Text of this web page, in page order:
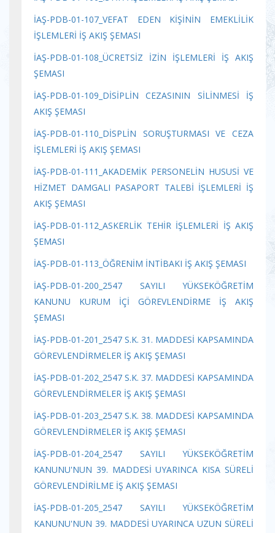
İAŞ-PDB-01-107_VEFAT EDEN KİŞİNİN EMEKLİLİK
İŞLEMLERİ İŞ AKIŞ ŞEMASI
İAŞ-PDB-01-108_ÜCRETSİZ İZİN İŞLEMLERİ İŞ AKIŞ
ŞEMASI
İAŞ-PDB-01-109_DİSİPLİN CEZASININ SİLİNMESİ İŞ
AKIŞ ŞEMASI
İAŞ-PDB-01-110_DİSPLİN SORUŞTURMASI VE CEZA
İŞLEMLERİ İŞ AKIŞ ŞEMASI
İAŞ-PDB-01-111_AKADEMİK PERSONELİN HUSUSİ VE
HİZMET DAMGALI PASAPORT TALEBİ İŞLEMLERİ İŞ
AKIŞ ŞEMASI
İAŞ-PDB-01-112_ASKERLİK TEHİR İŞLEMLERİ İŞ AKIŞ
ŞEMASI
İAŞ-PDB-01-113_ÖĞRENİM İNTİBAKI İŞ AKIŞ ŞEMASI
İAŞ-PDB-01-200_2547 SAYILI YÜKSEKÖĞRETİM
KANUNU KURUM İÇİ GÖREVLENDİRME İŞ AKIŞ
ŞEMASI
İAŞ-PDB-01-201_2547 S.K. 31. MADDESİ KAPSAMINDA
GÖREVLENDİRMELER İŞ AKIŞ ŞEMASI
İAŞ-PDB-01-202_2547 S.K. 37. MADDESİ KAPSAMINDA
GÖREVLENDİRMELER İŞ AKIŞ ŞEMASI
İAŞ-PDB-01-203_2547 S.K. 38. MADDESİ KAPSAMINDA
GÖREVLENDİRMELER İŞ AKIŞ ŞEMASI
İAŞ-PDB-01-204_2547 SAYILI YÜKSEKÖĞRETİM
KANUNU'NUN 39. MADDESİ UYARINCA KISA SÜRELİ
GÖREVLENDİRİLME İŞ AKIŞ ŞEMASI
İAŞ-PDB-01-205_2547 SAYILI YÜKSEKÖĞRETİM
KANUNU'NUN 39. MADDESİ UYARINCA UZUN SÜRELİ